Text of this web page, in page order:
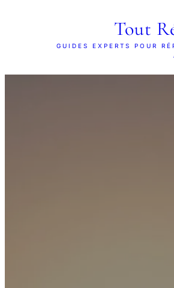
Tout
GUIDES EXPERTS POUR